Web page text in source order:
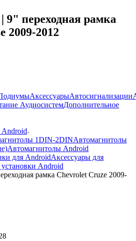
9" переходная рамка
2009-2012
АксессуарыАвтосигнализации
АудиосистемДополнительное
Android
1DIN-2DINАвтомагнитолы
Автомагнитолы Android
для AndroidАксессуары для
Android
рамка Chevrolet Cruze 2009-